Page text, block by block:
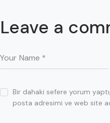
Leave a
Bir dahaki sefere yorum
posta adresimi ve web site